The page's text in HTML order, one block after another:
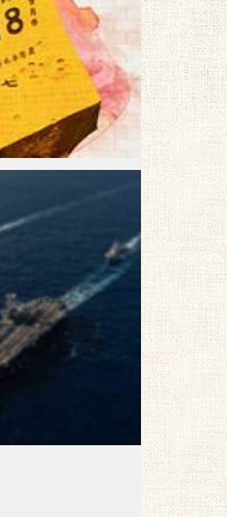
红色旅游